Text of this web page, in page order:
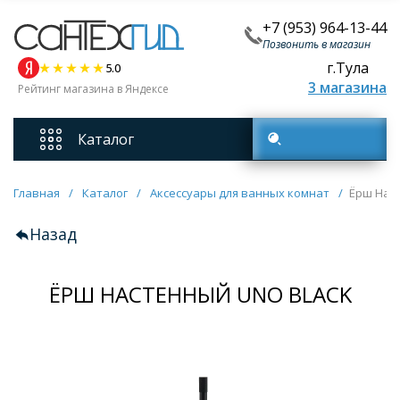
+7 (953) 964-13-44
Позвонить в магазин
5.0
Рейтинг магазина в Яндексе
г.Тула
3 магазина
Каталог
Смесители
Унитазы
Мебель для ванных комнат
Главная / Каталог / Аксессуары для ванных комнат / Ёрш
Назад
ЁРШ НАСТЕННЫЙ UNO BLACK